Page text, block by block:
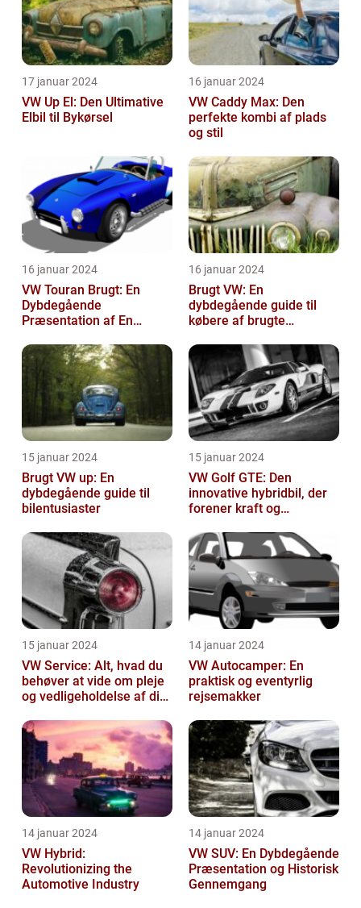
17 januar 2024
VW Up El: Den Ultimative
Elbil til Bykørsel
16 januar 2024
VW Caddy Max: Den
perfekte kombi af plads
og stil
16 januar 2024
VW Touran Brugt: En
Dybdegående
Præsentation af En
16 januar 2024
Brugt VW: En
dybdegående guide til
købere af brugte
15 januar 2024
Brugt VW up: En
dybdegående guide til
bilentusiaster
15 januar 2024
VW Golf GTE: Den
innovative hybridbil, der
forener kraft og
15 januar 2024
VW Service: Alt, hvad du
behøver at vide om pleje
og vedligeholdelse af din
14 januar 2024
VW Autocamper: En
praktisk og eventyrlig
rejsemakker
14 januar 2024
VW Hybrid:
Revolutionizing the
Automotive Industry
14 januar 2024
VW SUV: En Dybdegående
Præsentation og Historisk
Gennemgang